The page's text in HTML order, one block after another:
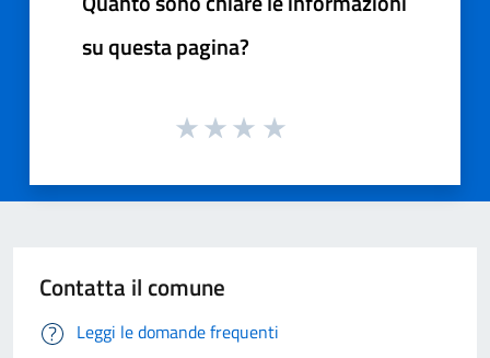
su questa pagina?
Contatta il comune
Leggi le domande frequenti